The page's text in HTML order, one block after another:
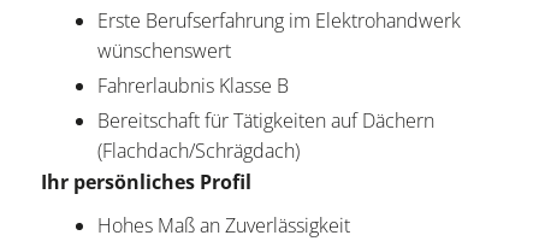
Erste Berufserfahrung im Elektrohandwerk
wünschenswert
Fahrerlaubnis Klasse B
Bereitschaft für Tätigkeiten auf Dächern
(Flachdach/Schrägdach)
Ihr persönliches Profil
Hohes Maß an Zuverlässigkeit